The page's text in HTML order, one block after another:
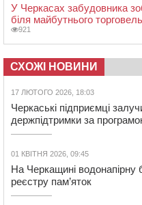
У Черкасах забудовника
біля майбутнього
921
СХОЖІ НОВИНИ
17 ЛЮТОГО 2026, 18:03
Черкаські підприємці
держпідтримки за
01 КВІТНЯ 2026, 09:45
На Черкащині
реєстру пам’яток